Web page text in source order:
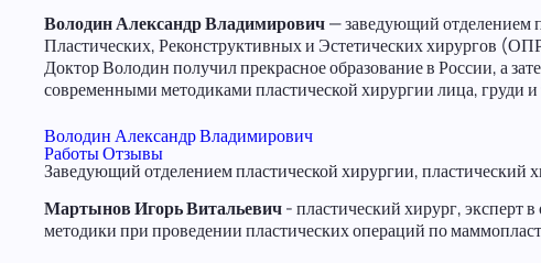
Володин Александр Владимирович— заведующий отделением
Пластических, Реконструктивных и Эстетических хирургов
Доктор Володин получил прекрасное образование в России, а
современными методиками пластической хирургии лица, груди и
Володин Александр Владимирович
РаботыОтзывы
Заведующий отделением пластической хирургии, пластический
Мартынов Игорь Витальевич- пластический хирург, эксперт
методики при проведении пластических операций по